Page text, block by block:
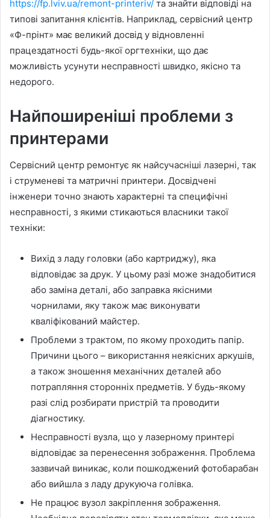
https://fp.lviv.ua/remont-printeriv/ та знайти відповіді на
типові запитання клієнтів. Наприклад, сервісний центр
«Ф-прінт» має великий досвід у відновленні
працездатності будь-якої оргтехніки, що дає
можливість усунути несправності швидко, якісно та
недорого.
Найпоширеніші проблеми з
принтерами
Сервісний центр ремонтує як найсучасніші лазерні, так
і струменеві та матричні принтери. Досвідчені
інженери точно знають характерні та специфічні
несправності, з якими стикаються власники такої
техніки:
Вихід з ладу головки (або картриджу), яка
відповідає за друк. У цьому разі може знадобитися
або заміна деталі, або заправка якісними
чорнилами, яку також має виконувати
кваліфікований майстер.
Проблеми з трактом, по якому проходить папір.
Причини цього – використання неякісних аркушів,
а також зношення механічних деталей або
потрапляння сторонніх предметів. У будь-якому
разі слід розбирати пристрій та проводити
діагностику.
Несправності вузла, що у лазерному принтері
відповідає за перенесення зображення. Проблема
зазвичай виникає, коли пошкоджений фотобарабан
або вийшла з ладу друкуюча голівка.
Не працює вузол закріплення зображення.